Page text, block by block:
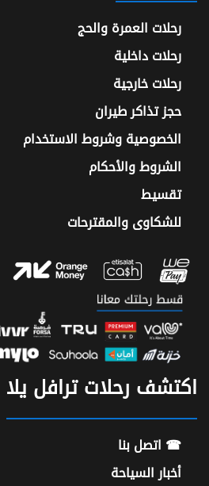
رحلات العمرة والحج
رحلات داخلية
رحلات خارجية
حجز تذاكر طيران
الخصوصية وشروط الاستخدام
الشروط والأحكام
تقسيط
للشكاوى والمقترحات
اكتشف رحلات ترافل يلا
☎ اتصل بنا
أخبار السياحة